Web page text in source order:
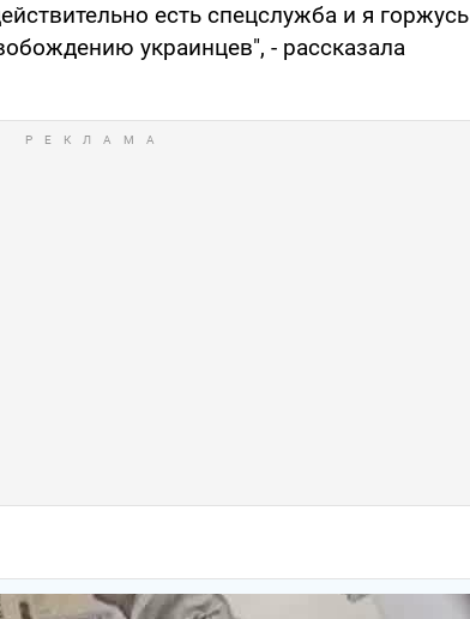
есть спецслужба и я горжусь
украинцев", - рассказала